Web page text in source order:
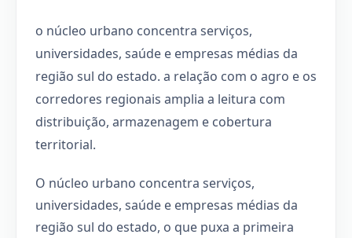
o núcleo urbano concentra serviços,
universidades, saúde e empresas médias da
região sul do estado. a relação com o agro e os
corredores regionais amplia a leitura com
distribuição, armazenagem e cobertura
territorial.
O núcleo urbano concentra serviços,
universidades, saúde e empresas médias da
região sul do estado, o que puxa a primeira